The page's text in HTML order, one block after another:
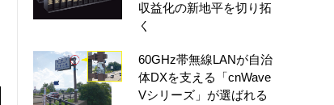
収益化の新地平を切り拓
く
60GHz帯無線LANが自治
体DXを支える「cnWave
Vシリーズ」が選ばれる